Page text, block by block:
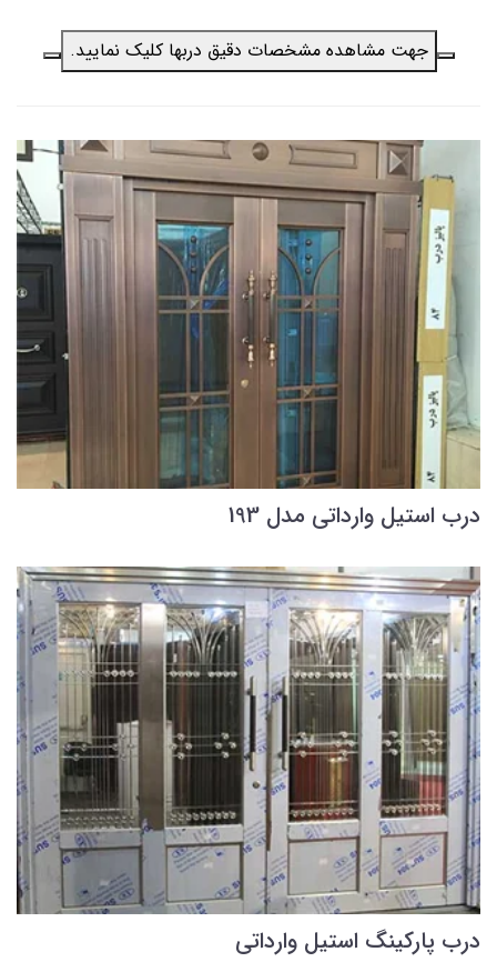
جهت مشاهده مشخصات دقیق دربها کلیک نمایید.
درب استیل وارداتی مدل 193
درب پارکینگ استیل وارداتی